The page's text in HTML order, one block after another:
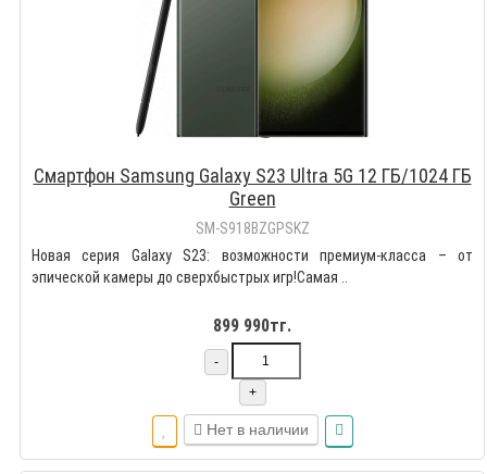
Смартфон Samsung Galaxy S23 Ultra 5G 12 ГБ/1024 ГБ
Green
SM-S918BZGPSKZ
Новая серия Galaxy S23: возможности премиум-класса – от
эпической камеры до сверхбыстрых игр!Самая ..
899 990тг.
-
+
Нет в наличии